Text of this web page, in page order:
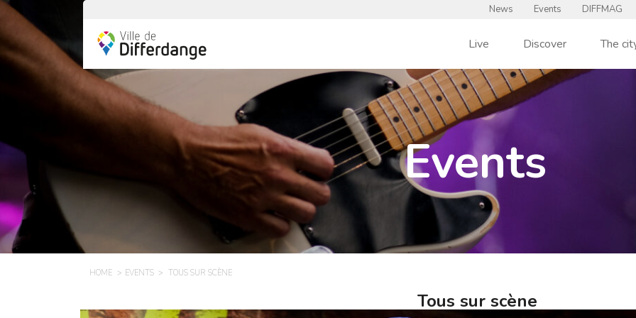
News Events DIFFMAG
Live Discover The
Events
HOME EVENTS TOUS SUR SCÈNE
Tous sur scène